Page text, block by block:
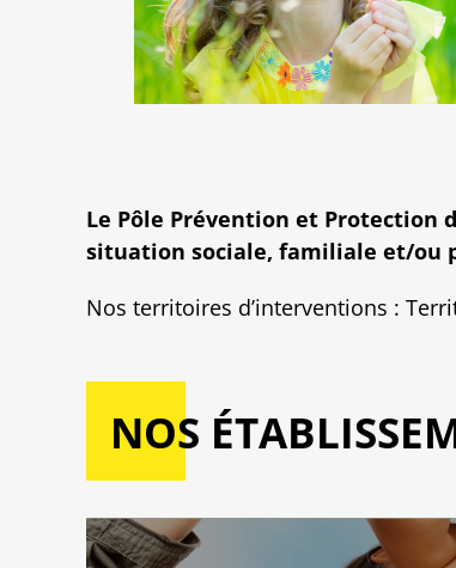
Le Pôle Prévention et Protection
situation sociale, familiale et/ou
Nos territoires d’interventions :
NOS